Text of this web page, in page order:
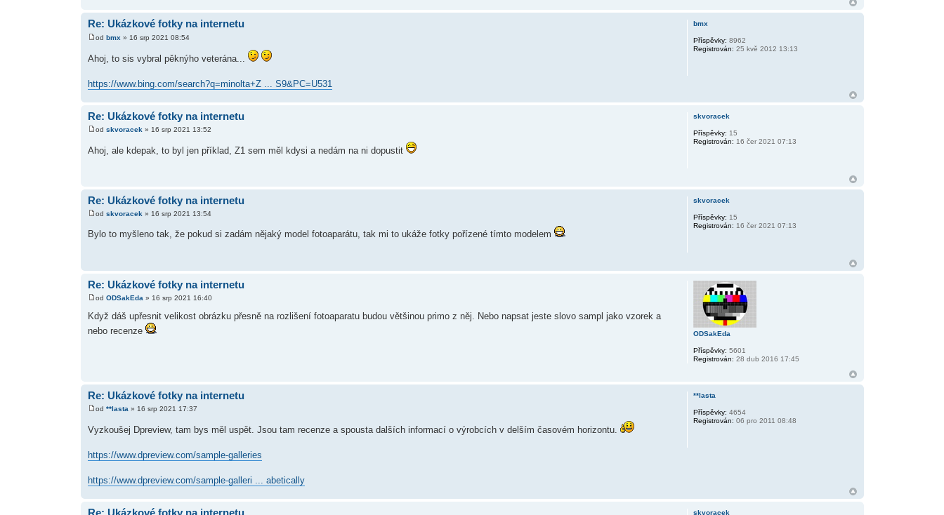
Re: Ukázkové fotky na internetu
od bmx » 16 srp 2021 08:54
Ahoj, to sis vybral pěknýho veterána...
https://www.bing.com/search?q=minolta+Z ... S9&PC=U531
bmx
Příspěvky: 8962
Registrován: 25 kvě 2012 13:13
Re: Ukázkové fotky na internetu
od skvoracek » 16 srp 2021 13:52
Ahoj, ale kdepak, to byl jen příklad, Z1 sem měl kdysi a nedám na ni dopustit
skvoracek
Příspěvky: 15
Registrován: 16 čer 2021 07:13
Re: Ukázkové fotky na internetu
od skvoracek » 16 srp 2021 13:54
Bylo to myšleno tak, že pokud si zadám nějaký model fotoaparátu, tak mi to ukáže fotky pořízené tímto modelem
skvoracek
Příspěvky: 15
Registrován: 16 čer 2021 07:13
Re: Ukázkové fotky na internetu
od ODSakEda » 16 srp 2021 16:40
Když dáš upřesnit velikost obrázku přesně na rozlišení fotoaparatu budou většinou primo z něj. Nebo napsat jeste slovo sampl jako vzorek a
nebo recenze
ODSakEda
Příspěvky: 5601
Registrován: 28 dub 2016 17:45
Re: Ukázkové fotky na internetu
od **lasta » 16 srp 2021 17:37
Vyzkoušej Dpreview, tam bys měl uspět. Jsou tam recenze a spousta dalších informací o výrobcích v delším časovém horizontu.
https://www.dpreview.com/sample-galleries
https://www.dpreview.com/sample-galleri ... abetically
**lasta
Příspěvky: 4654
Registrován: 06 pro 2011 08:48
Re: Ukázkové fotky na internetu skvoracek